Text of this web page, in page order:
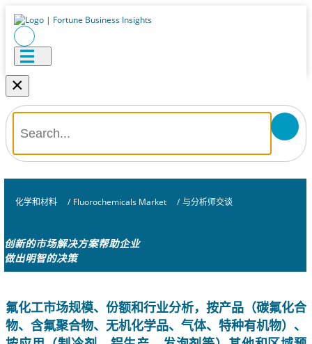
×
化学和材料 / Fluorochemicals Market / 与分析师交谈
创新的市场解决方案帮助企业
做出明智的决策
氟化工市场规模、份额和行业分析，按产品（碳氟化合
物、含氟聚合物、无机化学品、气体、特种有机物）、